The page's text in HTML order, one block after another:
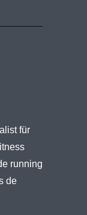
für
running
de